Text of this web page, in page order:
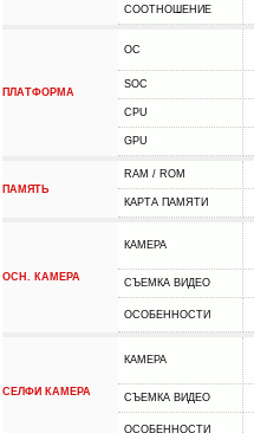
СООТНОШЕНИЕ
ПЛАТФОРМА
ОС
SOC
CPU
GPU
ПАМЯТЬ
RAM / ROM
КАРТА ПАМЯТИ
ОСН. КАМЕРА
КАМЕРА
СЪЕМКА ВИДЕО
ОСОБЕННОСТИ
СЕЛФИ КАМЕРА
КАМЕРА
СЪЕМКА ВИДЕО
ОСОБЕННОСТИ